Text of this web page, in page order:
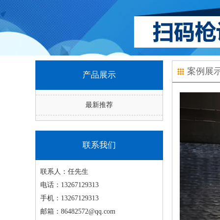
产品展示
最新推荐
联系我们
联系人： 任先生
电话： 13267129313
手机： 13267129313
邮箱： 86482572@qq.com
案例展